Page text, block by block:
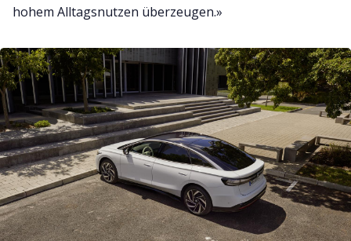
hohem Alltagsnutzen überzeugen.»